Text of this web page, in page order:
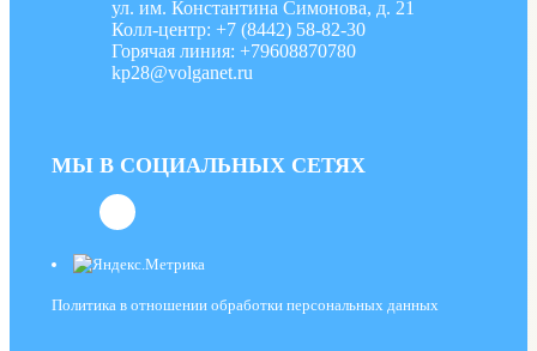
ул. им. Константина Симонова, д. 21
Колл-центр: +7 (8442) 58-82-30
Горячая линия: +79608870780
kp28@volganet.ru
МЫ В СОЦИАЛЬНЫХ СЕТЯХ
Политика в отношении обработки персональных данных